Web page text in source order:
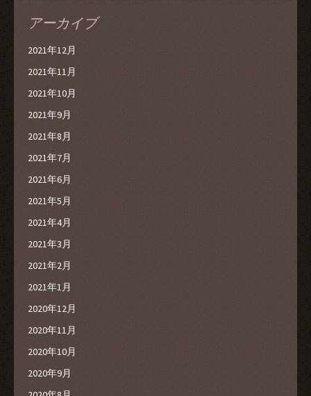
アーカイブ
2021年12月
2021年11月
2021年10月
2021年9月
2021年8月
2021年7月
2021年6月
2021年5月
2021年4月
2021年3月
2021年2月
2021年1月
2020年12月
2020年11月
2020年10月
2020年9月